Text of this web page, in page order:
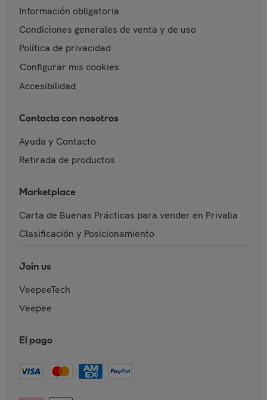
Información obligatoria
Condiciones generales de venta y de uso
Política de privacidad
Configurar mis cookies
Accesibilidad
Contacta con nosotros
Ayuda y Contacto
Retirada de productos
Marketplace
Carta de Buenas Prácticas para vender en Privalia
Clasificación y Posicionamiento
Join us
VeepeeTech
Veepee
El pago